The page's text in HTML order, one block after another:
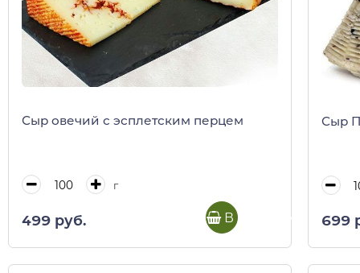
Сыр овечий с эсплетским перцем
г
499 руб. В корзину
Сыр
699